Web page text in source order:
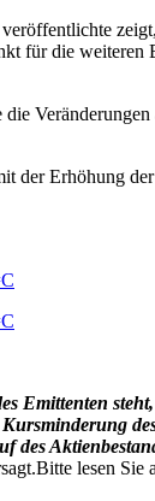
für die
Erhöhung
Emittenten
des
lesen Sie